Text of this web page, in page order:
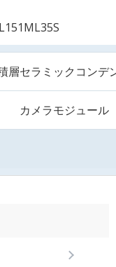
層セラミックコンデ
カメラモジュール